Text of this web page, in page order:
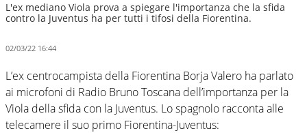
L'ex mediano Viola prova a spiegare l'importanza che la sfida
contro la Juventus ha per tutti i tifosi della Fiorentina.
02/03/22 16:44
L’ex centrocampista della Fiorentina Borja Valero ha parlato
ai microfoni di Radio Bruno Toscana dell’importanza per la
Viola della sfida con la Juventus. Lo spagnolo racconta alle
telecamere il suo primo Fiorentina-Juventus: